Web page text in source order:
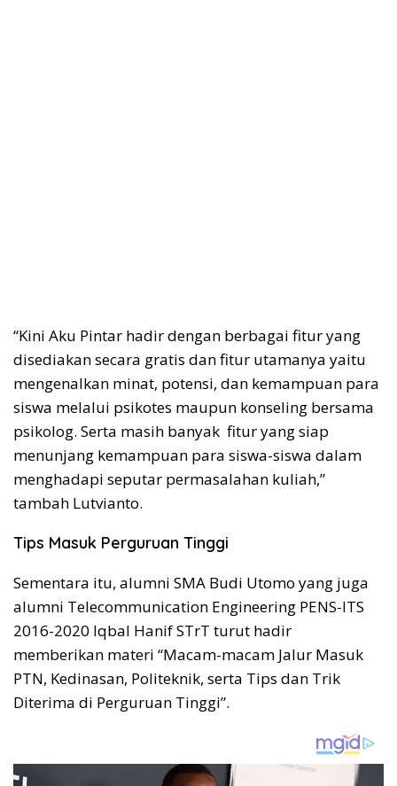
“Kini Aku Pintar hadir dengan berbagai fitur yang
disediakan secara gratis dan fitur utamanya yaitu
mengenalkan minat, potensi, dan kemampuan para
siswa melalui psikotes maupun konseling bersama
psikolog. Serta masih banyak fitur yang siap
menunjang kemampuan para siswa-siswa dalam
menghadapi seputar permasalahan kuliah,”
tambah Lutvianto.
Tips Masuk Perguruan Tinggi
Sementara itu, alumni SMA Budi Utomo yang juga
alumni Telecommunication Engineering PENS-ITS
2016-2020 Iqbal Hanif STrT turut hadir
memberikan materi “Macam-macam Jalur Masuk
PTN, Kedinasan, Politeknik, serta Tips dan Trik
Diterima di Perguruan Tinggi”.